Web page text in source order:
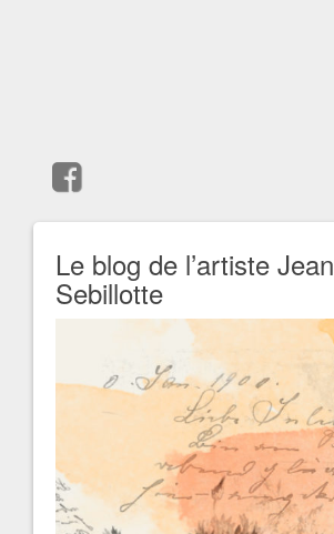
Le blog de l’artiste Jean
Sebillotte